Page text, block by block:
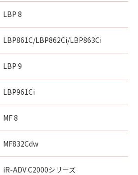
LBP 8
LBP861C/LBP862Ci/LBP863Ci
LBP 9
LBP961Ci
MF 8
MF832Cdw
iR-ADV C2000シリーズ